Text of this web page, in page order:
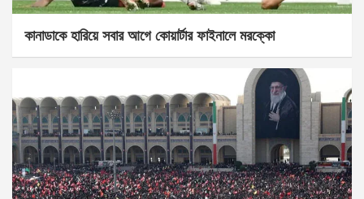
কানাডাকে হারিয়ে সবার আগে কোয়ার্টার ফাইনালে মরক্কো